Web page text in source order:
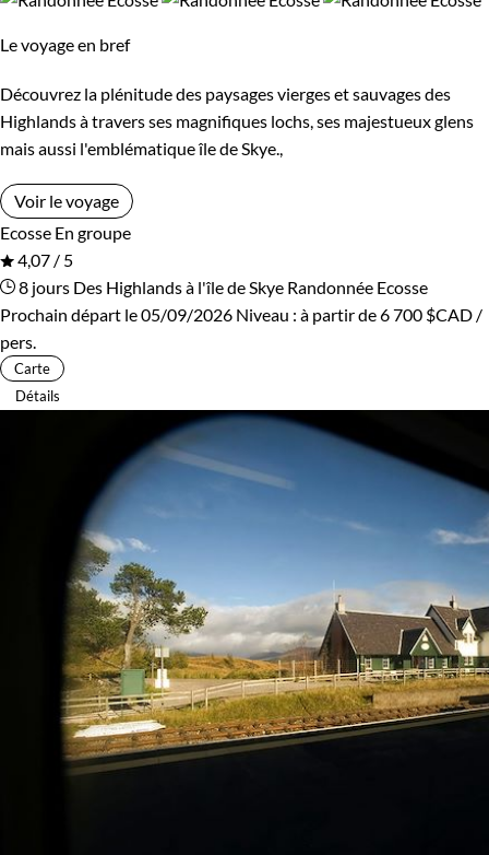
Haut de gamme
Itinérance
Itinérant
Environnement
Bord de mer et îles
Le voyage en bref
Découvrez la plénitude des paysages vierges et sauvages des
Highlands à travers ses magnifiques lochs, ses majestueux glens
mais aussi l'emblématique île de Skye.,
Voir le voyage
Ecosse En groupe
4,07 / 5
8 jours Des Highlands à l'île de Skye Randonnée Ecosse
Prochain départ le 05/09/2026 Niveau : à partir de6 700 $CAD /
pers.
Carte
Détails